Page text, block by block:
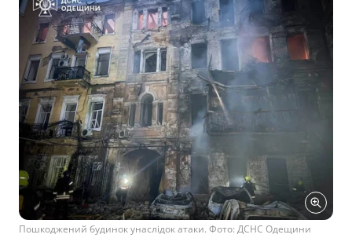
Пошкоджений будинок унаслідок атаки. Фото: ДСНС Одещини